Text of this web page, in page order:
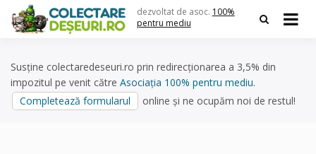
content
dezvoltat de asoc. 100%
pentru mediu
Susține colectaredeseuri.ro prin redirecționarea a 3,5% din
impozitul pe venit către Asociația 100% pentru mediu.
Completează formularul
online și ne ocupăm noi de restul!